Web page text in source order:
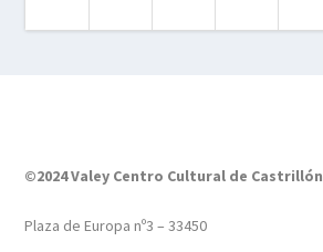
©2024 Valey Centro Cultural de Castrillón
Plaza de Europa nº3 – 33450